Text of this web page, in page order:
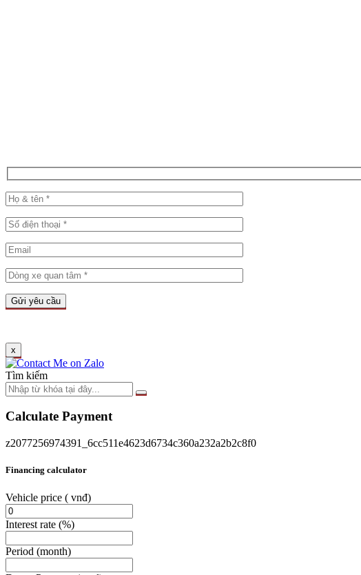
x
Tìm kiếm
Calculate Payment
z2077256974391_6cc511e4623d6734c360a232a2b2c8f0
Financing calculator
Vehicle price ( vnđ)
Interest rate (%)
Period (month)